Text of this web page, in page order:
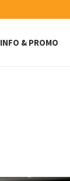
INFO & PROMO